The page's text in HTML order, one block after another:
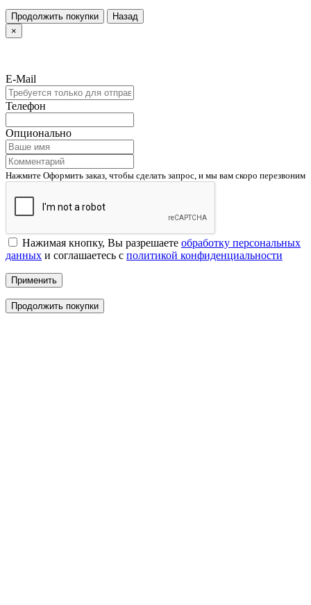
Продолжить покупки
Назад
×
E-Mail
Телефон
Опционально
Нажмите Оформить заказ, чтобы сделать запрос, и мы вам скоро перезвоним
Нажимая кнопку, Вы разрешаете обработку персональных
данных и соглашаетесь с политикой конфиденциальности
Применить
Продолжить покупки